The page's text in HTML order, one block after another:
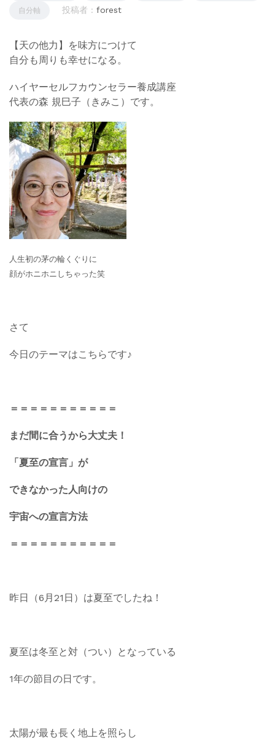
自分軸 投稿者 : forest
【天の他力】を味方につけて
自分も周りも幸せになる。
ハイヤーセルフカウンセラー養成講座
代表の森 規巳子（きみこ）です。
人生初の茅の輪くぐりに
顔がホニホニしちゃった笑
さて
今日のテーマはこちらです♪
＝＝＝＝＝＝＝＝＝＝＝
まだ間に合うから大丈夫！
「夏至の宣言」が
できなかった人向けの
宇宙への宣言方法
＝＝＝＝＝＝＝＝＝＝＝
昨日（6月21日）は夏至でしたね！
夏至は冬至と対（つい）となっている
1年の節目の日です。
太陽が最も長く地上を照らし